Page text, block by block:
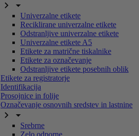
 
Univerzalne etikete
Reciklirane univerzalne etikete
Odstranljive univerzalne etikete
Univerzalne etikete A5
Etikete za matrične tiskalnike
Etikete za označevanje
Odstranljive etikete posebnih oblik
Etikete za registratorje
Identifikacija
Prosojnice in folije
Označevanje osnovnih sredstev in lastnine
 
Srebrne